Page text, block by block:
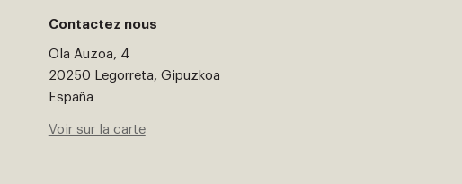
Contactez nous
Ola Auzoa, 4
20250 Legorreta, Gipuzkoa
España
Voir sur la carte